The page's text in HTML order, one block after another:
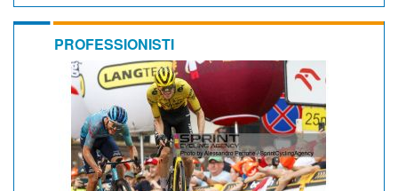
PROFESSIONISTI